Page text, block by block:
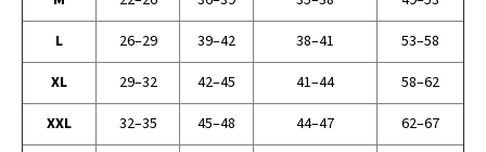
L
26–29 39–42 38–41
53–58
XL
29–32 42–45 41–44
58–62
XXL
32–35 45–48 44–47
62–67